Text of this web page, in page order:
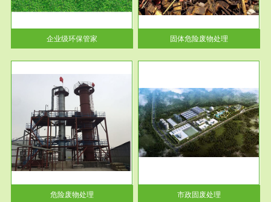
企业级环保管家
们在生产建设、日常生活和其他
活动中...
固体危险废物处理
危险废物处理
服务范围
市政固废处理
蔚蓝生态环境科技所从事的市政
废物处理业务包括市政废物的处
理处...
市政固废处理